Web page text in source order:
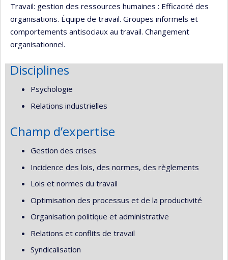
Travail: gestion des ressources humaines : Efficacité des
organisations. Équipe de travail. Groupes informels et
comportements antisociaux au travail. Changement
organisationnel.
Disciplines
Psychologie
Relations industrielles
Champ d’expertise
Gestion des crises
Incidence des lois, des normes, des règlements
Lois et normes du travail
Optimisation des processus et de la productivité
Organisation politique et administrative
Relations et conflits de travail
Syndicalisation